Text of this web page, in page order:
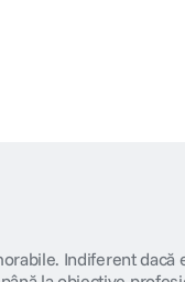
Indiferent dacă